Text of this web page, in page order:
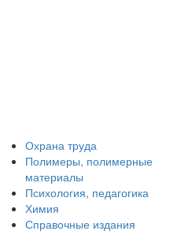
Охрана труда
Полимеры, полимерные
материалы
Психология, педагогика
Химия
Справочные издания